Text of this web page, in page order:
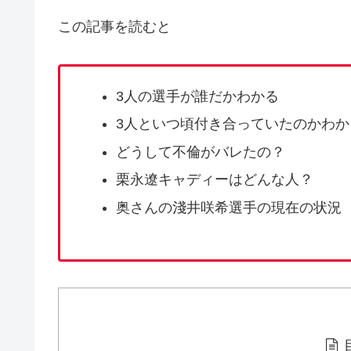
この記事を読むと
3人の選手が誰だかわかる
3人といつ頃付き合っていたのかわ
どうして不倫がバレたの？
栗永遼キャディーはどんな人？
奥さんの淺井咲希選手の現在の状況